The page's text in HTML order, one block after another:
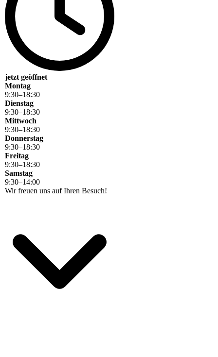
jetzt geöffnet
Montag
9:30–18:30
Dienstag
9:30–18:30
Mittwoch
9:30–18:30
Donnerstag
9:30–18:30
Freitag
9:30–18:30
Samstag
9:30–14:00
Wir freuen uns auf Ihren Besuch!